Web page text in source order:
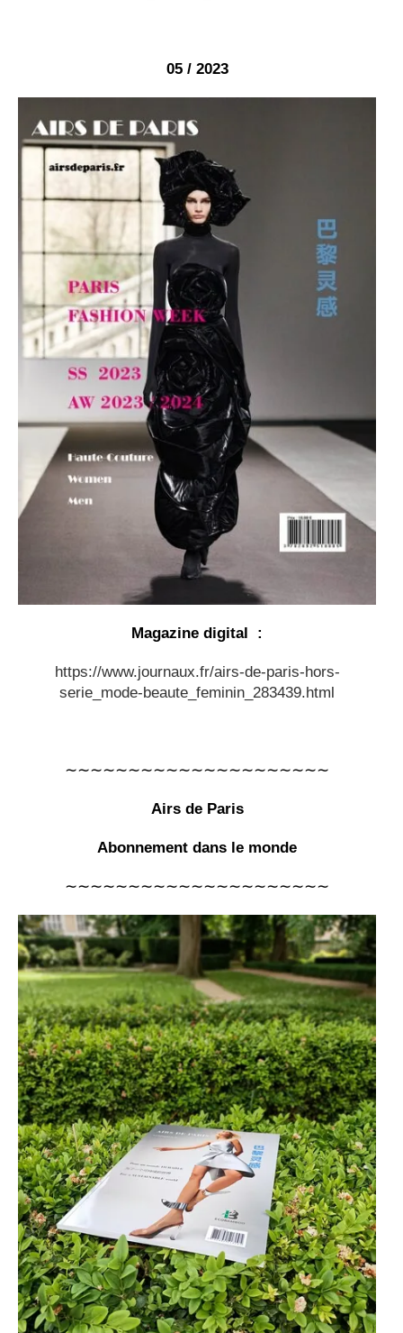
05 / 2023
Magazine digital :
https://www.journaux.fr/airs-de-paris-hors-
serie_mode-beaute_feminin_283439.html
∼∼∼∼∼∼∼∼∼∼∼∼∼∼∼∼∼∼∼∼∼
Airs de Paris
Abonnement dans le monde
∼∼∼∼∼∼∼∼∼∼∼∼∼∼∼∼∼∼∼∼∼